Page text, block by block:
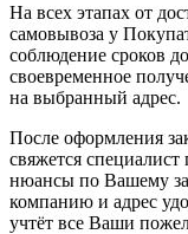
На всех этапах от
самовывоза у
соблюдение сроков
своевременное
на выбранный адрес.
После оформления
свяжется специалист
нюансы по Вашему
компанию и адрес
учтёт все Ваши